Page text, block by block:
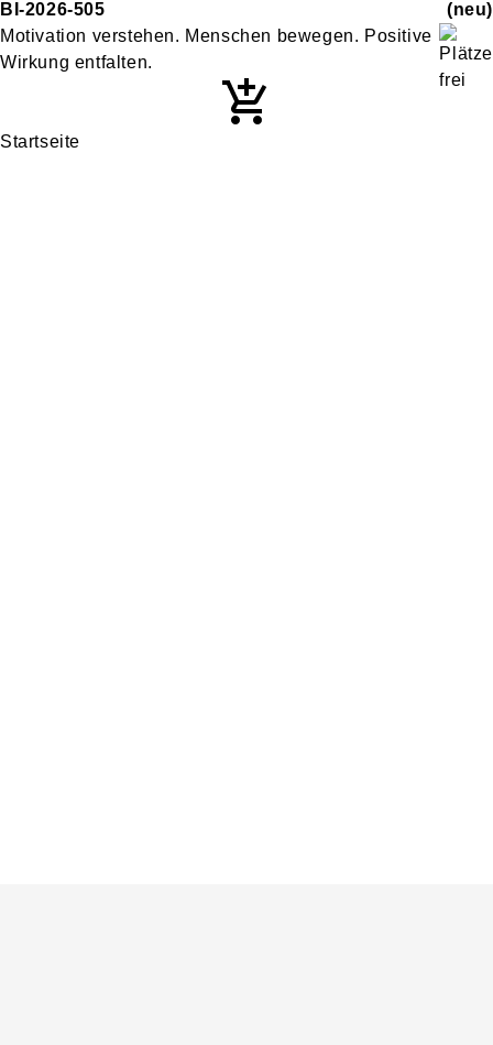
BI-2026-505
neu
Motivation verstehen. Menschen bewegen. Positive
Wirkung entfalten.
Startseite